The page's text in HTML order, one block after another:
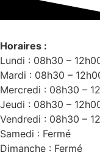
Horaires :
Lundi : 08h30 –
Mardi : 08h30 –
Mercredi : 08h30 –
Jeudi : 08h30 –
Vendredi : 08h30 –
Samedi : Fermé
Dimanche : Fermé